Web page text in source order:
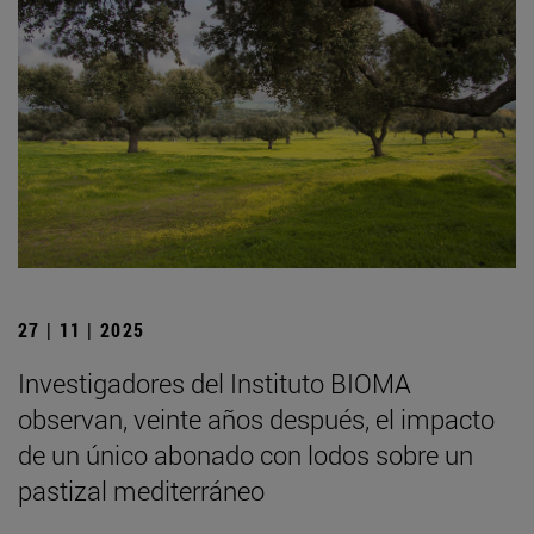
27 | 11 | 2025
Investigadores del Instituto BIOMA
observan, veinte años después, el impacto
de un único abonado con lodos sobre un
pastizal mediterráneo